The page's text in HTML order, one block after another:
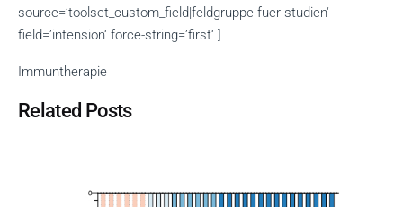
source=’toolset_custom_field|feldgruppe-fuer-studien‘
field=’intension‘ force-string=’first‘ ]
Immuntherapie
Related Posts